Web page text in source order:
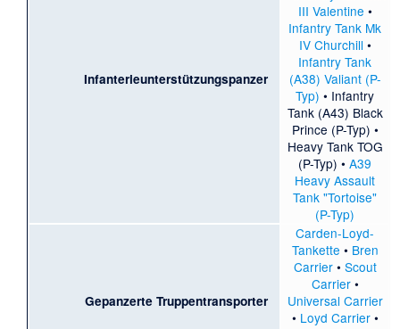
Infanterieunterstützungspanzer
III Valentine •
Infantry Tank Mk
IV Churchill •
Infantry Tank
(A38) Valiant (P-
Typ) • Infantry
Tank (A43) Black
Prince (P-Typ) •
Heavy Tank TOG
(P-Typ) •A39
Heavy Assault
Tank "Tortoise"
(P-Typ)
Gepanzerte Truppentransporter
Carden-Loyd-
Tankette • Bren
Carrier• Scout
Carrier•
Universal Carrier
• Loyd Carrier•